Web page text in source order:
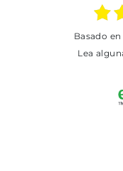
basado en
Lea algunas de las opiniones